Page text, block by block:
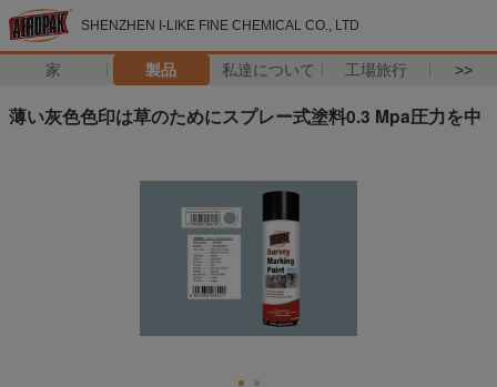
SHENZHEN I-LIKE FINE CHEMICAL CO., LTD
家 製品 私達について 工場旅行 >>
薄い灰色色印は草のためにスプレー式塗料0.3 Mpa圧力を中